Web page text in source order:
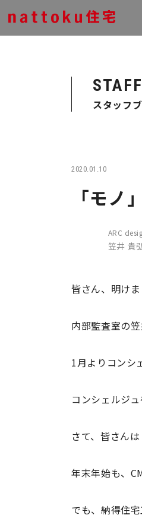
スタッフ
2020.01.10
「モノ
ARC
笠井 貴
皆さん、明けま
内部監査室の笠
1月よりコンシ
コンシェルジ
さて、皆さん
年末年始も、
でも、納得住